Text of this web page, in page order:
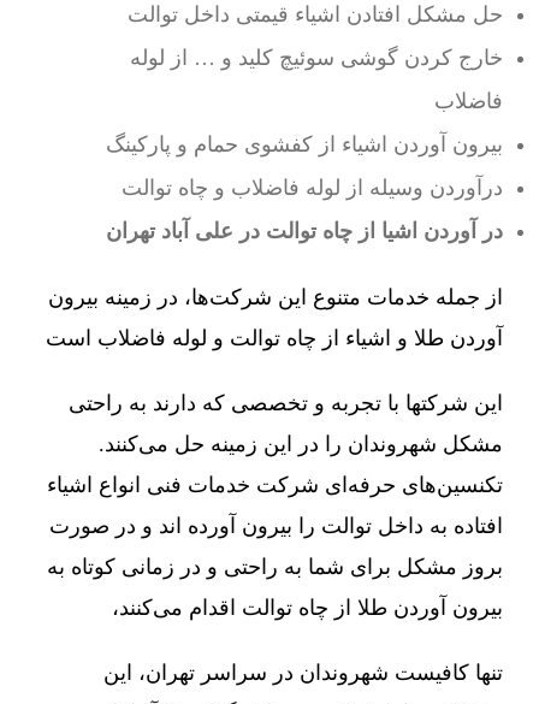
حل مشکل افتادن اشیاء قیمتی داخل توالت
خارج کردن گوشی سوئیچ کلید و … از لوله
فاضلاب
بیرون آوردن اشیاء از کفشوی حمام و پارکینگ
درآوردن وسیله از لوله فاضلاب و چاه توالت
در آوردن اشیا از چاه توالت در علی آباد تهران
از جمله خدمات متنوع این شرکت‌ها، در زمینه بیرون
آوردن طلا و اشیاء از چاه توالت و لوله فاضلاب است
این شرکتها با تجربه و تخصصی که دارند به راحتی
مشکل شهروندان را در این زمینه حل می‌کنند.
تکنسین‌های حرفه‌ای شرکت خدمات فنی انواع اشیاء
افتاده به داخل توالت را بیرون آورده اند و در صورت
بروز مشکل برای شما به راحتی و در زمانی کوتاه به
بیرون آوردن طلا از چاه توالت اقدام می‌کنند،
تنها کافیست شهروندان در سراسر تهران، این